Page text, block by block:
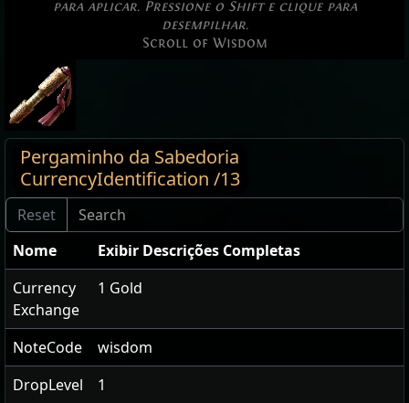
para aplicar. Pressione o Shift e clique para
desempilhar.
Scroll of Wisdom
Pergaminho da Sabedoria
CurrencyIdentification /13
Nome
Exibir Descrições Completas
Currency
Exchange
1 Gold
NoteCode
wisdom
DropLevel
1